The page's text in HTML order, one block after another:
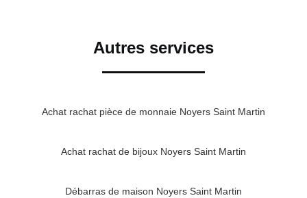
Autres services
Achat rachat pièce de monnaie Noyers Saint Martin
Achat rachat de bijoux Noyers Saint Martin
Débarras de maison Noyers Saint Martin